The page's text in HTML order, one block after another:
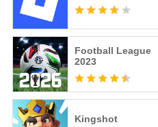
Football League
2023
Kingshot